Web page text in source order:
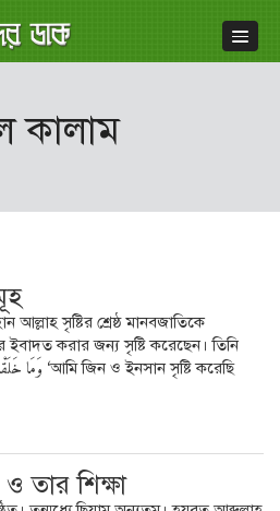
কালাম
আল্লাহ সৃষ্টির শ্রেষ্ঠ মানবজাতিকে
করার জন্য সৃষ্টি করেছেন। তিনি
ও তার শিক্ষা